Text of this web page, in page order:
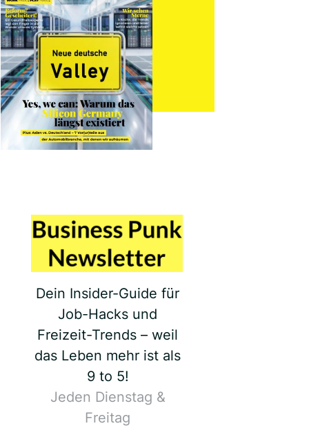
Dein Insider-Guide für
Job-Hacks und
Freizeit-Trends – weil
das Leben mehr ist als
9 to 5!
Jeden Dienstag &
Freitag